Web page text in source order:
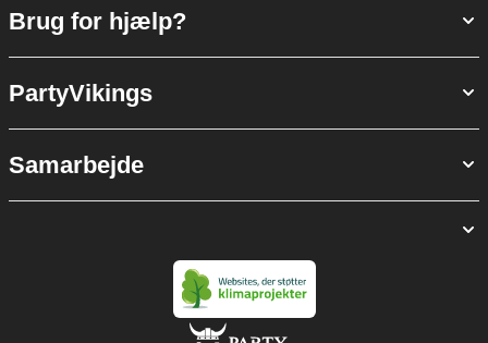
Brug for hjælp?
PartyVikings
Samarbejde